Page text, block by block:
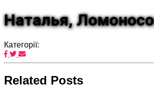
Наталья,
Категорії:
Related Posts